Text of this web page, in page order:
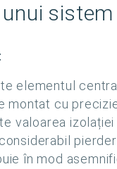
elementul
montat cu
valoarea
în mod